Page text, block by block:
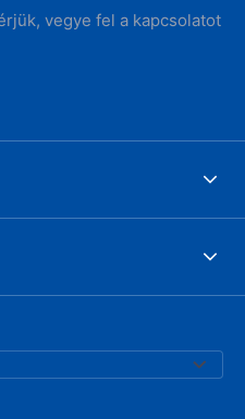
vegye fel a kapcsolatot